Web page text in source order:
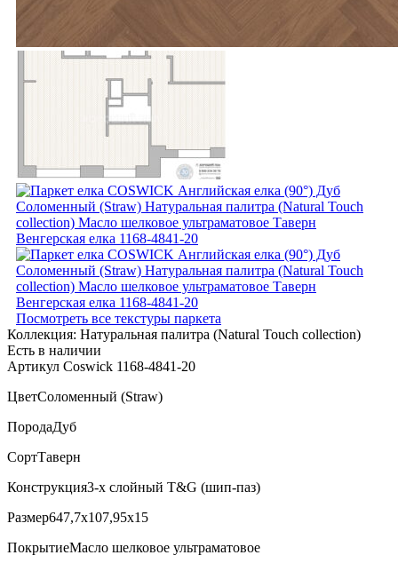
Посмотреть все текстуры паркета
Коллекция: Натуральная палитра (Natural Touch collection)
Есть в наличии
Артикул Coswick 1168-4841-20
ЦветСоломенный (Straw)
ПородаДуб
СортТаверн
Конструкция3-х слойный T&G (шип-паз)
Размер647,7x107,95x15
ПокрытиеМасло шелковое ультраматовое